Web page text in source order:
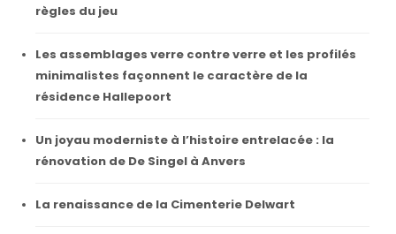
règles du jeu
Les assemblages verre contre verre et les profilés
minimalistes façonnent le caractère de la
résidence Hallepoort
Un joyau moderniste à l’histoire entrelacée : la
rénovation de De Singel à Anvers
La renaissance de la Cimenterie Delwart